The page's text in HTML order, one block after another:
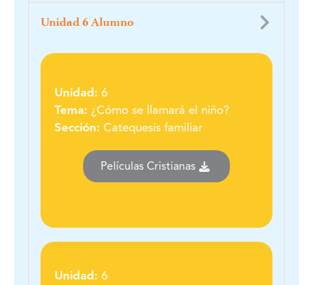
Unidad 6 Alumno
Unidad: 6
Tema: ¿Cómo se llamará el niño?
Sección: Catequesis familiar
Películas Cristianas
Unidad: 6